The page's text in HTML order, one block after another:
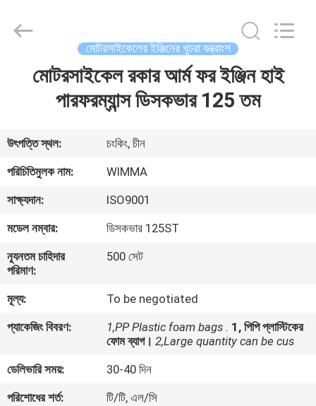
ভিডিও
আমাদের
সম্বন্ধে
পরিদর্শন
নিয়ন্ত্রণ
Parts
মোটরসাইকেলের ইঞ্জিনের খুচরা যন্ত্রাংশ
মোটরসাইকেল রকার আর্ম ফর ইঞ্জিন হাই
পারফরম্যান্স ডিসকভার 125 তম
উৎপত্তি স্থল:
চংকিং, চীন
পরিচিতিমুলক নাম:
WIMMA
সাক্ষ্যদান:
ISO9001
মডেল নম্বার:
ডিসকভার 125ST
ন্যূনতম চাহিদার
পরিমাণ:
500 সেট
মূল্য:
To be negotiated
প্যাকেজিং বিবরণ:
1,PP Plastic foam bags . 1, পিপি প্লাস্টিকের
ফোম ব্যাগ। 2,Large quantity can be cus
ডেলিভারি সময়:
30-40 দিন
পরিশোধের শর্ত:
টি/টি, এল/সি